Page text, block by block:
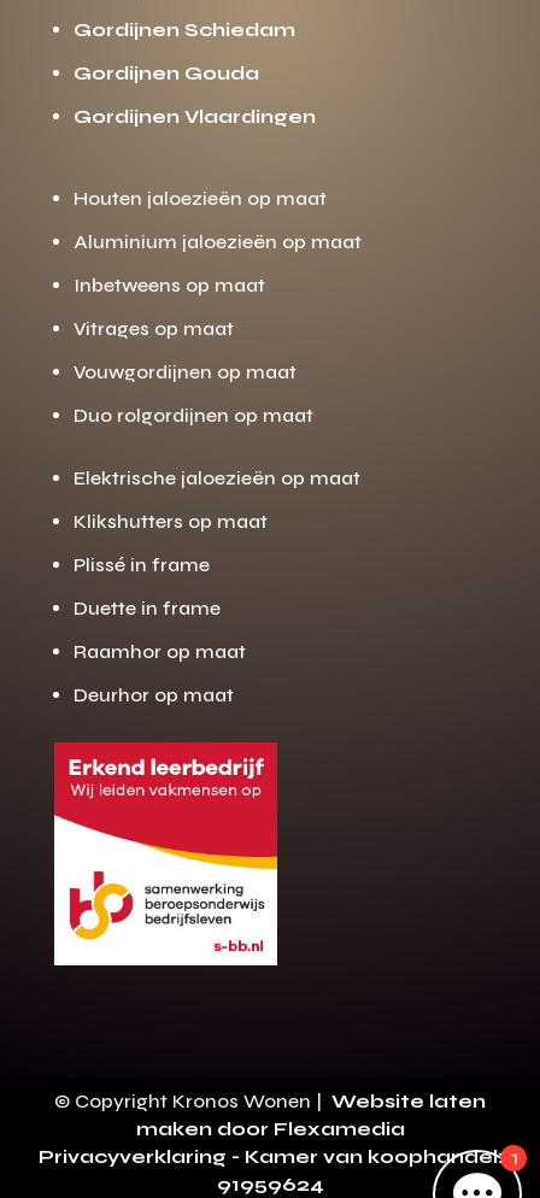
Gratis offerte
op maat?
Binnen 24 uur jouw gratis offerte
10 jaar garantie op de montage
100+ stoffen
Gratis offerte
Gordijnen Schiedam
Gordijnen Gouda
Gordijnen Vlaardingen
Houten jaloezieën op maat
Aluminium jaloezieën op maat
Inbetweens op maat
Vitrages op maat
Vouwgordijnen op maat
Duo rolgordijnen op maat
Elektrische jaloezieën op maat
Klikshutters op maat
Plissé in frame
Duette in frame
Raamhor op maat
Deurhor op maat
1
© Copyright Kronos Wonen | Website laten
maken door Flexamedia
Privacyverklaring - Kamer van koophandel:
91959624